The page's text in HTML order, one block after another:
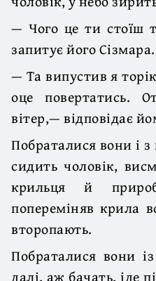
— Чого це ти стоїш
запитує його Сізмара.
— Та випустив я
оце повертатись.
вітер,— відповідає
Побраталися вони і
сидить чоловік,
крильця й
попереміняв крила
второпають.
Побраталися вони
далі, аж бачать, іде